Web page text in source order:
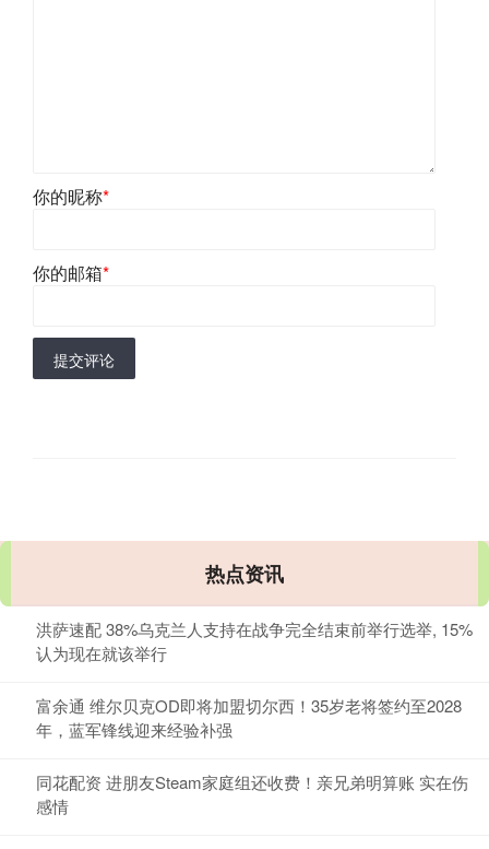
你的昵称*
你的邮箱*
提交评论
热点资讯
洪萨速配 38%乌克兰人支持在战争完全结束前举行选举, 15%
认为现在就该举行
富余通 维尔贝克OD即将加盟切尔西！35岁老将签约至2028
年，蓝军锋线迎来经验补强
同花配资 进朋友Steam家庭组还收费！亲兄弟明算账 实在伤
感情